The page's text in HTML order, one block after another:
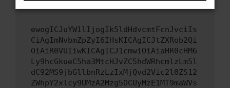
ewogICJuYW1lIjogIk5ldHdvcmtFcnJvciIs
CiAgImNvbmZpZyI6IHsKICAgICJtZXRob2Qi
OiAiR0VUIiwKICAgICJ1cmwiOiAiaHR0cHM6
Ly9hcGkueC5ha3MtcHJvZC5hdWRhcmlzLm5l
dC92MS9jbGllbnRzLzIxMjQvd2Vic2l0ZS12
ZWhpY2xlcy9UMzA2Mzg5OCUyMzE1MT9maWVs